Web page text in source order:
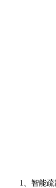
1、智能疏散